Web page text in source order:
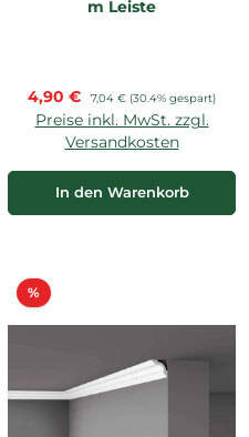
m Leiste
Verkaufspreis:
4,90 € Regulärer Preis:
7,04 € (30.4% gespart)
Preise inkl. MwSt. zzgl.
Versandkosten
In den Warenkorb
%Rabatt